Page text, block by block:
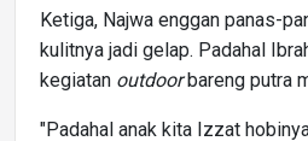
Ketiga, Najwa enggan panas-
kulitnya jadi gelap. Padahal
kegiatan outdoorbareng putra
"Padahal anak kita Izzat